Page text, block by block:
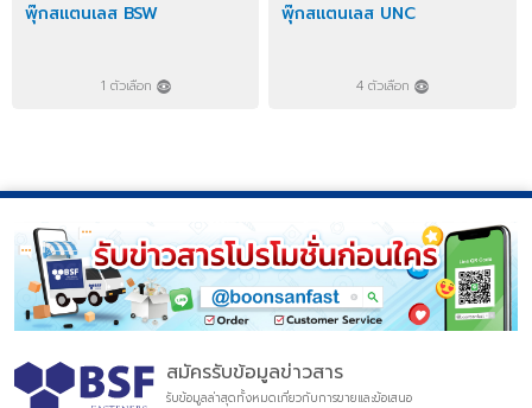
พุ๊กสแตนเลส BSW
1 ตัวเลือก
พุ๊กสแตนเลส UNC
4 ตัวเลือก
สมัครรับข้อมูลข่าวสาร
รับข้อมูลล่าสุดทั้งหมดเกี่ยวกับการขายและข้อเสนอ